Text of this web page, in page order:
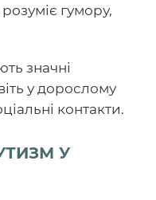
гумору,
значні
у дорослому
контакти.
У